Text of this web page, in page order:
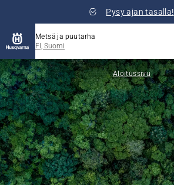
Pysy ajan tasalla!
Metsä ja puutarha
FI, Suomi
Aloitussivu